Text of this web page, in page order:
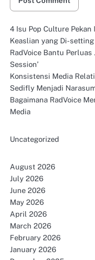
4 Isu Pop Culture Pekan
Keaslian yang Di-
RadVoice Bantu Perluas
Session’
Konsistensi Media
Sedifly Menjadi
Bagaimana RadVoice
Media
Uncategorized
August 2026
July 2026
June 2026
May 2026
April 2026
March 2026
February 2026
January 2026